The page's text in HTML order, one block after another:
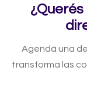
Agendá una
transforma las